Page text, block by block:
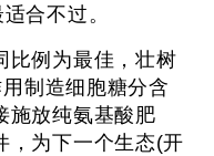
合不过。
比例为最佳，壮树
制造细胞糖分含
施放纯氨基酸肥
，为下一个生态(开